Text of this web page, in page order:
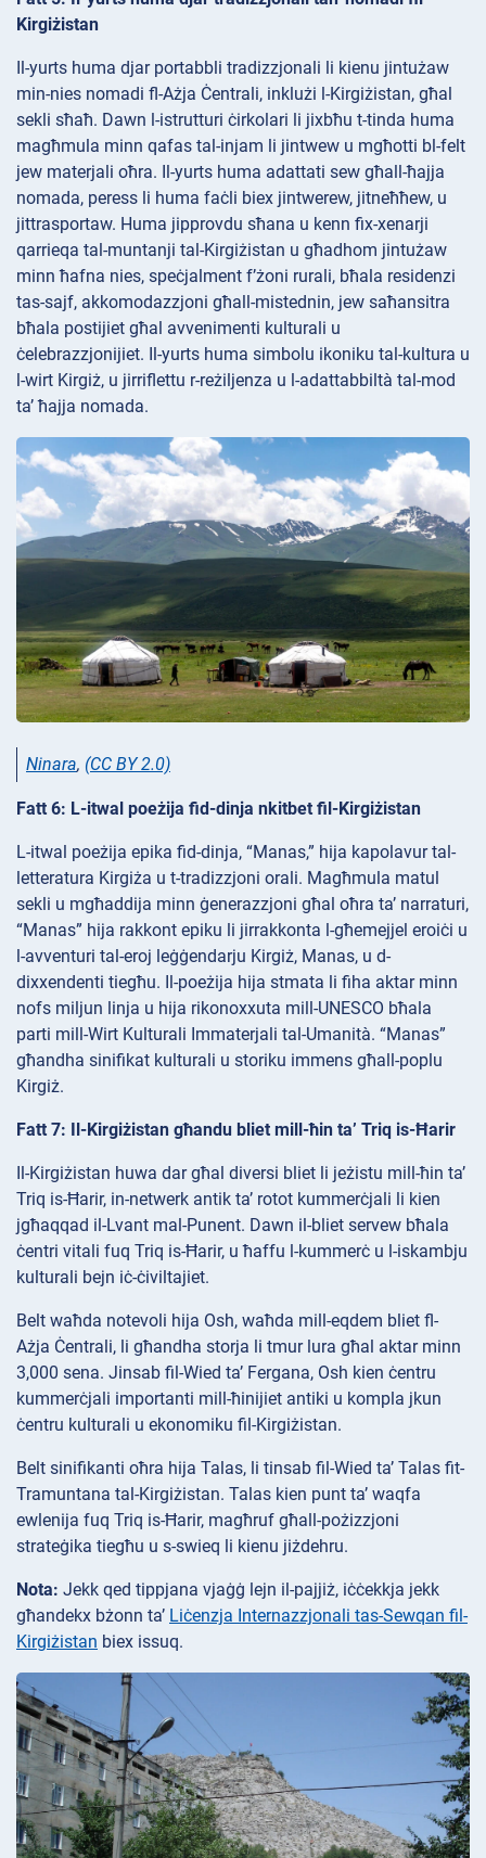
Kirgiżistan
Il-yurts huma djar portabbli tradizzjonali li kienu jintużaw
min-nies nomadi fl-Ażja Ċentrali, inklużi l-Kirgiżistan, għal
sekli sħaħ. Dawn l-istrutturi ċirkolari li jixbħu t-tinda huma
magħmula minn qafas tal-injam li jintwew u mgħotti bl-felt
jew materjali oħra. Il-yurts huma adattati sew għall-ħajja
nomada, peress li huma faċli biex jintwerew, jitneħħew, u
jittrasportaw. Huma jipprovdu sħana u kenn fix-xenarji
qarrieqa tal-muntanji tal-Kirgiżistan u għadhom jintużaw
minn ħafna nies, speċjalment f’żoni rurali, bħala residenzi
tas-sajf, akkomodazzjoni għall-mistednin, jew saħansitra
bħala postijiet għal avvenimenti kulturali u
ċelebrazzjonijiet. Il-yurts huma simbolu ikoniku tal-kultura u
l-wirt Kirgiż, u jirriflettu r-reżiljenza u l-adattabbiltà tal-mod
ta’ ħajja nomada.
Ninara, (CC BY 2.0)
Fatt 6: L-itwal poeżija fid-dinja nkitbet fil-Kirgiżistan
L-itwal poeżija epika fid-dinja, “Manas,” hija kapolavur tal-
letteratura Kirgiża u t-tradizzjoni orali. Magħmula matul
sekli u mgħaddija minn ġenerazzjoni għal oħra ta’ narraturi,
“Manas” hija rakkont epiku li jirrakkonta l-għemejjel eroiċi u
l-avventuri tal-eroj leġġendarju Kirgiż, Manas, u d-
dixxendenti tiegħu. Il-poeżija hija stmata li fiha aktar minn
nofs miljun linja u hija rikonoxxuta mill-UNESCO bħala
parti mill-Wirt Kulturali Immaterjali tal-Umanità. “Manas”
għandha sinifikat kulturali u storiku immens għall-poplu
Kirgiż.
Fatt 7: Il-Kirgiżistan għandu bliet mill-ħin ta’ Triq is-Ħarir
Il-Kirgiżistan huwa dar għal diversi bliet li jeżistu mill-ħin ta’
Triq is-Ħarir, in-netwerk antik ta’ rotot kummerċjali li kien
jgħaqqad il-Lvant mal-Punent. Dawn il-bliet servew bħala
ċentri vitali fuq Triq is-Ħarir, u ħaffu l-kummerċ u l-iskambju
kulturali bejn iċ-ċiviltajiet.
Belt waħda notevoli hija Osh, waħda mill-eqdem bliet fl-
Ażja Ċentrali, li għandha storja li tmur lura għal aktar minn
3,000 sena. Jinsab fil-Wied ta’ Fergana, Osh kien ċentru
kummerċjali importanti mill-ħinijiet antiki u kompla jkun
ċentru kulturali u ekonomiku fil-Kirgiżistan.
Belt sinifikanti oħra hija Talas, li tinsab fil-Wied ta’ Talas fit-
Tramuntana tal-Kirgiżistan. Talas kien punt ta’ waqfa
ewlenija fuq Triq is-Ħarir, magħruf għall-pożizzjoni
strateġika tiegħu u s-swieq li kienu jiżdehru.
Nota: Jekk qed tippjana vjaġġ lejn il-pajjiż, iċċekkja jekk
għandekx bżonn ta’ Liċenzja Internazzjonali tas-Sewqan fil-
Kirgiżistan biex issuq.